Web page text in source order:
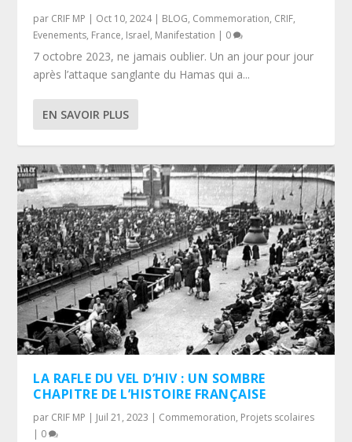
par CRIF MP | Oct 10, 2024| BLOG, Commemoration, CRIF,
Evenements, France, Israel, Manifestation | 0
7 octobre 2023, ne jamais oublier. Un an jour pour jour
après l’attaque sanglante du Hamas qui a...
EN SAVOIR PLUS
LA RAFLE DU VEL D’HIV : UN SOMBRE
CHAPITRE DE L’HISTOIRE FRANÇAISE
par CRIF MP | Juil 21, 2023 | Commemoration, Projets scolaires
| 0